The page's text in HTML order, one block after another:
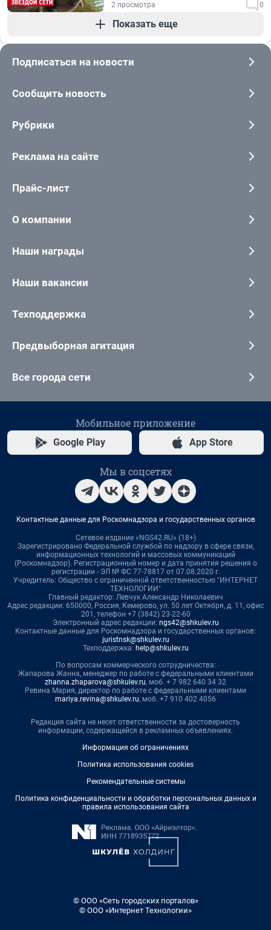
2 просмотра 0
Показать еще
Подписаться на новости
Сообщить новость
Рубрики
Реклама на сайте
Прайс-лист
О компании
Наши награды
Наши вакансии
Техподдержка
Предвыборная агитация
Все города сети
Мобильное приложение
Google Play App Store
Мы в соцсетях
Контактные данные для Роскомнадзора и государственных органов
Сетевое издание «NGS42.RU» (18+)
Зарегистрировано Федеральной службой по надзору в сфере связи,
информационных технологий и массовых коммуникаций
(Роскомнадзор). Регистрационный номер и дата принятия решения о
регистрации - ЭЛ № ФС 77-78817 от 07.08.2020 г.
Учредитель: Общество с ограниченной ответственностью "ИНТЕРНЕТ
ТЕХНОЛОГИИ"
Главный редактор: Левчук Александр Николаевич
Адрес редакции: 650000, Россия, Кемерово, ул. 50 лет Октября, д. 11, офис
201, телефон +7 (3842) 23-22-60
Электронный адрес редакции: ngs42@shkulev.ru
Контактные данные для Роскомнадзора и государственных органов:
juristnsk@shkulev.ru
Техподдержка: help@shkulev.ru
По вопросам коммерческого сотрудничества:
Жапарова Жанна, менеджер по работе с федеральными клиентами
zhanna.zhaparova@shkulev.ru, моб. + 7 982 640 34 32
Ревина Мария, директор по работе с федеральными клиентами
mariya.revina@shkulev.ru, моб. +7 910 402 4056
Редакция сайта не несет ответственности за достоверность
информации, содержащейся в рекламных объявлениях.
Информация об ограничениях
Политика использования cookies
Рекомендательные системы
Политика конфиденциальности и обработки персональных данных и
правила использования сайта
© ООО «Сеть городских порталов»
© ООО «Интернет Технологии»